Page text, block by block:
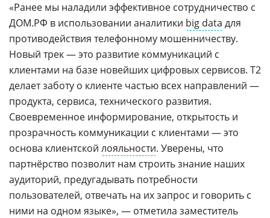
«Ранее мы наладили эффективное сотрудничество с
ДОМ.РФ в использовании аналитики big data для
противодействия телефонному мошенничеству.
Новый трек — это развитие коммуникаций с
клиентами на базе новейших цифровых сервисов. Т2
делает заботу о клиенте частью всех направлений —
продукта, сервиса, технического развития.
Своевременное информирование, открытость и
прозрачность коммуникации с клиентами — это
основа клиентской лояльности. Уверены, что
партнёрство позволит нам строить знание наших
аудиторий, предугадывать потребности
пользователей, отвечать на их запрос и говорить с
ними на одном языке», — отметила заместитель